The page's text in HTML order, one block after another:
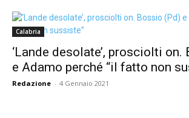
Calabria
‘Lande desolate’, prosciolti on.
e Adamo perché “il fatto non
Redazione - 4 Gennaio 2021